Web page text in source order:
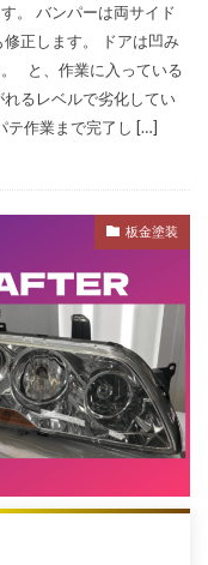
。 バンパーは両サイド
正します。 ドアは凹み
と、作業に入っている
るレベルで劣化してい
テ作業まで完了し […]
板金塗装